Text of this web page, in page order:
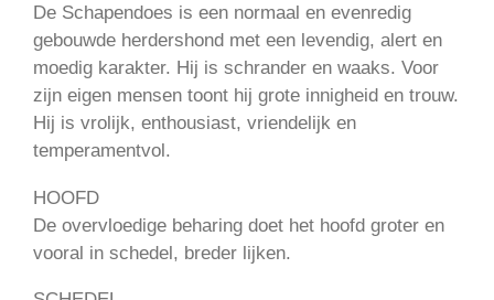
De Schapendoes is een normaal en evenredig
gebouwde herdershond met een levendig, alert en
moedig karakter. Hij is schrander en waaks. Voor
zijn eigen mensen toont hij grote innigheid en trouw.
Hij is vrolijk, enthousiast, vriendelijk en
temperamentvol.
HOOFD
De overvloedige beharing doet het hoofd groter en
vooral in schedel, breder lijken.